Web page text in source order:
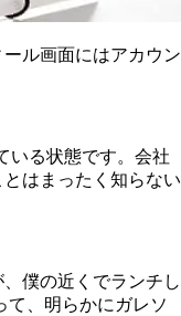
ル画面にはアカウ
いる状態です。会社
はまったく知らない
僕の近くでランチし
、明らかにガレソ